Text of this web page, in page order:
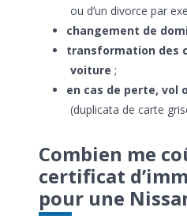
ou d’un divorce par
changement de
transformation des
voiture ;
en cas de perte, vol
(duplicata de carte
Combien me
certificat
pour une